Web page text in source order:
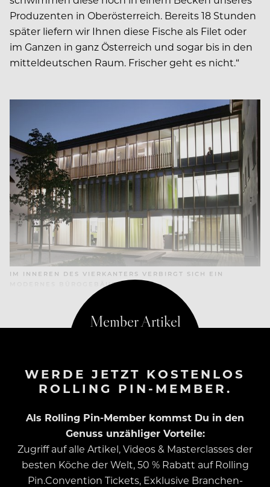
Produzenten in Oberösterreich. Bereits 18 Stunden
später liefern wir Ihnen diese Fische als Filet oder
im Ganzen in ganz Österreich und sogar bis in den
mitteldeutschen Raum. Frischer geht es nicht.“
IM INNEREN DES VIERKANTERS VERBIRGT SICH EIN
MODERNES BÜROGEBÄUDE.
WERDE JETZT KOSTENLOS
ROLLING PIN-MEMBER.
Als Rolling Pin-Member kommst Du in den
Genuss unzähliger Vorteile:
Zugriff auf alle Artikel, Videos & Masterclasses der
besten Köche der Welt, 50 % Rabatt auf Rolling
Pin.Convention Tickets, Exklusive Branchen-